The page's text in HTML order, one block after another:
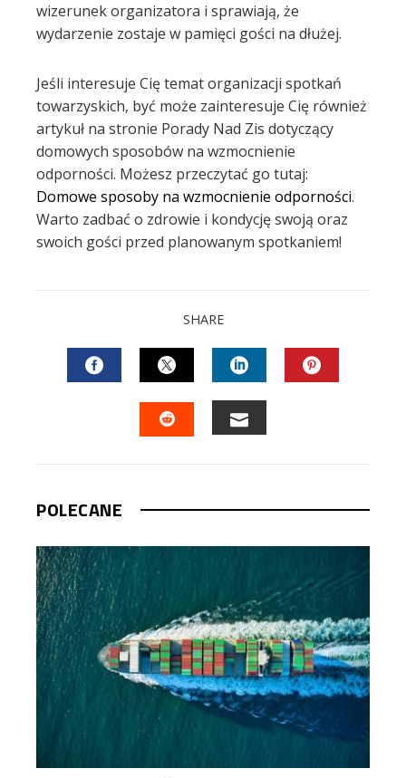
wizerunek organizatora i sprawiają, że
wydarzenie zostaje w pamięci gości na dłużej.
Jeśli interesuje Cię temat organizacji spotkań
towarzyskich, być może zainteresuje Cię również
artykuł na stronie Porady Nad Zis dotyczący
domowych sposobów na wzmocnienie
odporności. Możesz przeczytać go tutaj:
Domowe sposoby na wzmocnienie odporności.
Warto zadbać o zdrowie i kondycję swoją oraz
swoich gości przed planowanym spotkaniem!
SHARE
FACEBOOKTWITTERLINKEDIN
POLECANE